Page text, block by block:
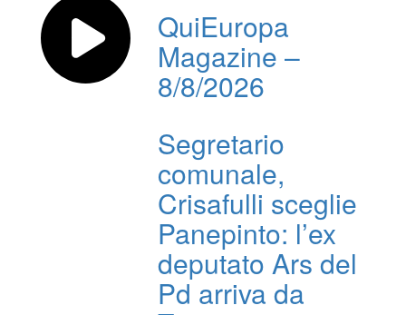
QuiEuropa
Magazine –
8/8/2026
Segretario
comunale,
Crisafulli sceglie
Panepinto: l’ex
deputato Ars del
Pd arriva da